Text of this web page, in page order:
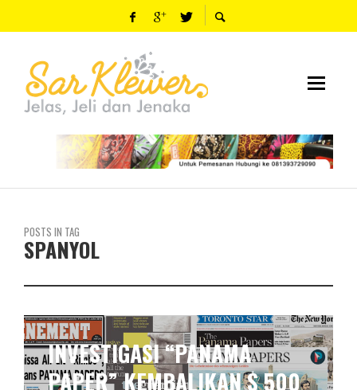
POSTS IN TAG
SPANYOL
BRUNO MARS & KEGADUHAN
GRAMY AWARD